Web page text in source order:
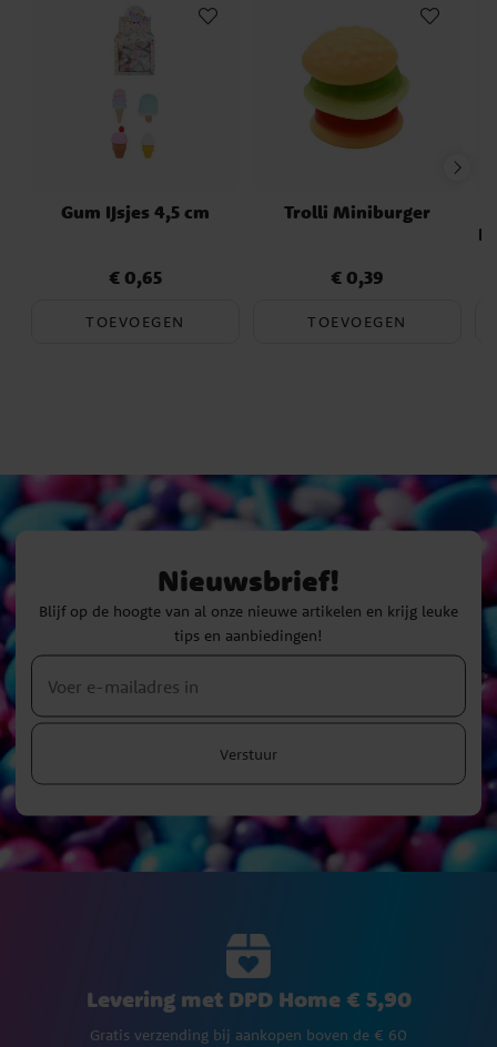
Gum IJsjes 4,5 cm
Prijs :€ 0,65
€ 0,65
TOEVOEGEN
Trolli Miniburger
Prijs :€ 0,39
€ 0,39
TOEVOEGEN
Nieuwsbrief!
Blijf op de hoogte van al onze nieuwe artikelen en krijg leuke
tips en aanbiedingen!
Verstuur
Levering met DPD Home € 5,90
Gratis verzending bij aankopen boven de € 60